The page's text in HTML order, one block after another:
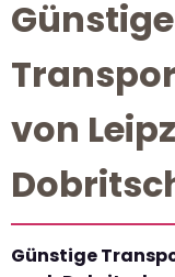
Günstige
von
Günstige